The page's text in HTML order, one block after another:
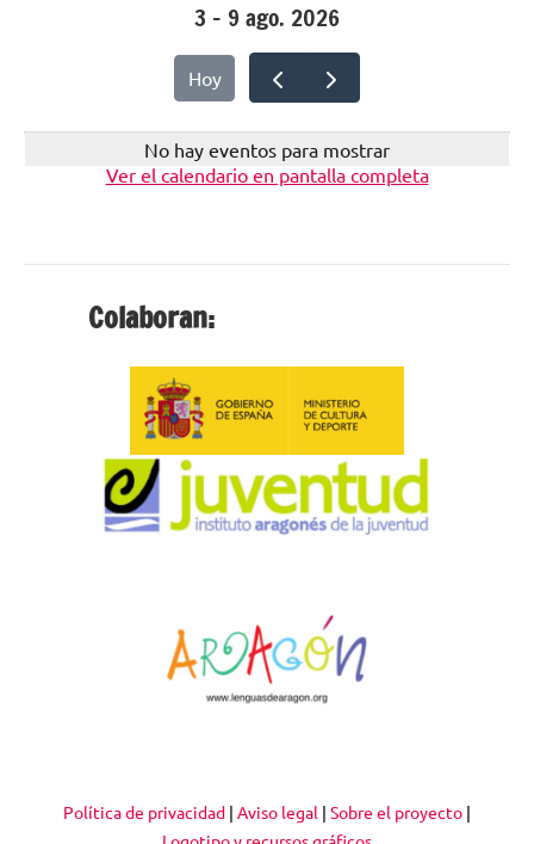
3 – 9 ago. 2026
Hoy
No hay eventos para mostrar
Ver el calendario en pantalla completa
Colaboran:
Política de privacidad | Aviso legal | Sobre el proyecto |